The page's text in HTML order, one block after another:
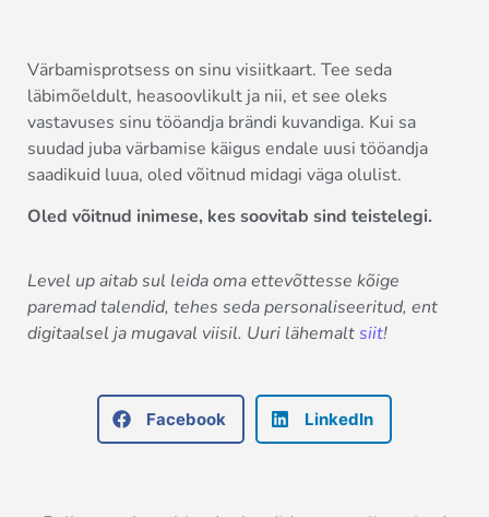
Värbamisprotsess on sinu visiitkaart. Tee seda
läbimõeldult, heasoovlikult ja nii, et see oleks
vastavuses sinu tööandja brändi kuvandiga. Kui sa
suudad juba värbamise käigus endale uusi tööandja
saadikuid luua, oled võitnud midagi väga olulist.
Oled võitnud inimese, kes soovitab sind teistelegi.
Level up aitab sul leida oma ettevõttesse kõige
paremad talendid, tehes seda personaliseeritud, ent
digitaalsel ja mugaval viisil. Uuri lähemaltsiit!
Facebook LinkedIn